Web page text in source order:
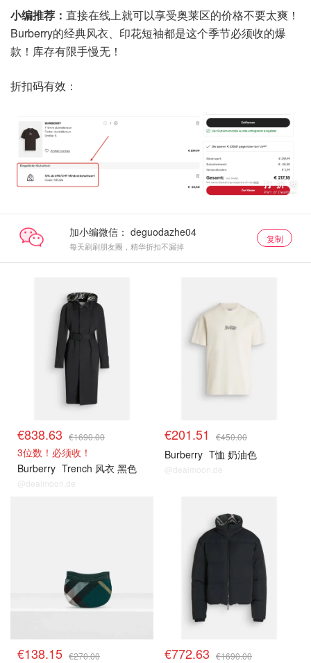
小编推荐： 直接在线上就可以享受奥莱区的价格不要太爽！
Burberry的经典风衣、印花短袖都是这个季节必须收的爆
款！库存有限手慢无！
折扣码有效：
加小编微信：
每天刷刷朋友圈，精华折扣不漏掉
复制
€838.63 €1690.00
3位数！必须收！
Burberry Trench 风衣 黑色
@dealmoon.de
€201.51 €450.00
Burberry T恤 奶油色
@dealmoon.de
€138.15 €270.00 €772.63 €1690.00